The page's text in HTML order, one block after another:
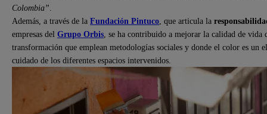
Colombia”
Además, a través de la Fundación Pintuco , que articula la
empresas del Grupo Orbis , se ha contribuido a mejorar la calidad de vida
transformación que emplean metodologías sociales y donde el color es
cuidado de los diferentes espacios intervenidos.